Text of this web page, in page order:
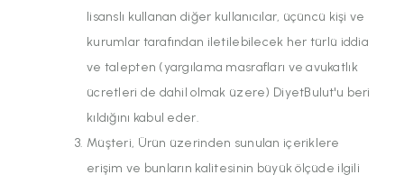
lisanslı kullanan diğer kullanıcılar, üçüncü kişi ve
kurumlar tarafından iletilebilecek her türlü iddia
ve talepten (yargılama masrafları ve avukatlık
ücretleri de dahil olmak üzere) DiyetBulut'u beri
kıldığını kabul eder.
Müşteri, Ürün üzerinden sunulan içeriklere
erişim ve bunların kalitesinin büyük ölçüde ilgili